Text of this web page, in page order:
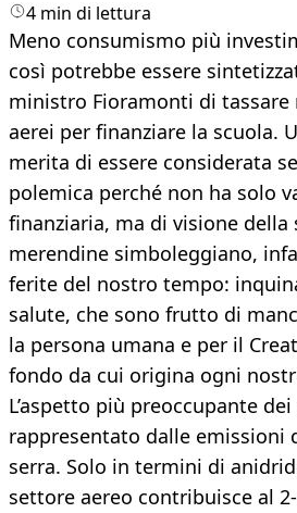
4 min di lettura
Meno consumismo più
così potrebbe essere
ministro Fioramonti di tassare
aerei per finanziare la scuola.
merita di essere considerata
polemica perché non ha solo
finanziaria, ma di visione della
merendine simboleggiano,
ferite del nostro tempo:
salute, che sono frutto di
la persona umana e per il
fondo da cui origina ogni
L’aspetto più preoccupante
rappresentato dalle emissioni
serra. Solo in termini di
settore aereo contribuisce al